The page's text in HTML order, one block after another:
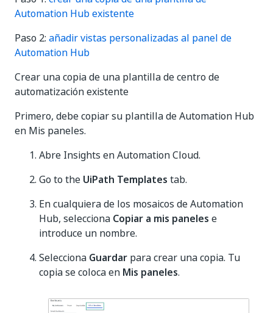
Automation Hub existente
Paso 2: añadir vistas personalizadas al panel de
Automation Hub
Crear una copia de una plantilla de centro de
automatización existente
Primero, debe copiar su plantilla de Automation Hub
en Mis paneles.
Abre Insights en Automation Cloud.
Go to the UiPath Templates tab.
En cualquiera de los mosaicos de Automation
Hub, selecciona Copiar a mis paneles e
introduce un nombre.
Selecciona Guardar para crear una copia. Tu
copia se coloca en Mis paneles.